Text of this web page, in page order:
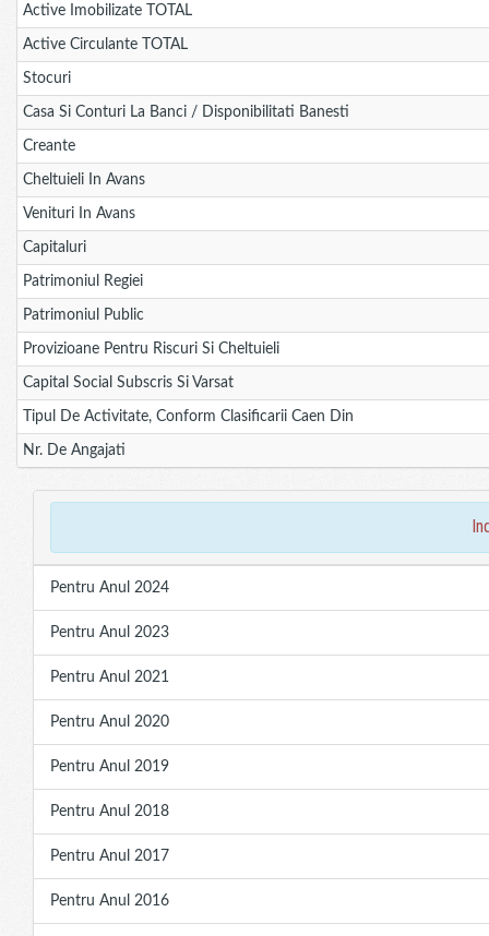
Active Imobilizate TOTAL
Active Circulante TOTAL
Stocuri
Casa Si Conturi La Banci / Disponibilitati Banesti
Creante
Cheltuieli In Avans
Venituri In Avans
Capitaluri
Patrimoniul Regiei
Patrimoniul Public
Provizioane Pentru Riscuri Si Cheltuieli
Capital Social Subscris Si Varsat
Tipul De Activitate, Conform Clasificarii Caen Din
Nr. De Angajati
Pentru Anul 2024
Pentru Anul 2023
Pentru Anul 2021
Pentru Anul 2020
Pentru Anul 2019
Pentru Anul 2018
Pentru Anul 2017
Pentru Anul 2016